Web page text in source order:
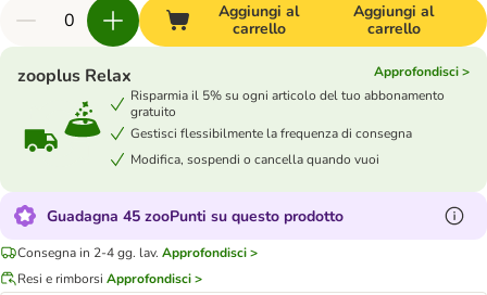
Aggiungi al
carrello
Aggiungi al
carrello
zooplus Relax
Approfondisci >
Risparmia il 5% su ogni articolo del tuo abbonamento
gratuito
Gestisci flessibilmente la frequenza di consegna
Modifica, sospendi o cancella quando vuoi
Guadagna 45 zooPunti su questo prodotto
Consegna in 2-4 gg. lav. Approfondisci >
Resi e rimborsi Approfondisci >